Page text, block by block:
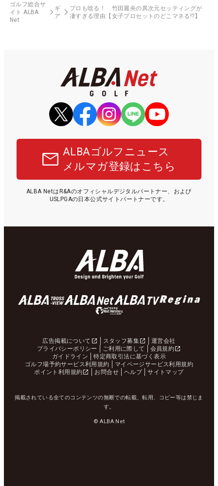
ゴルフ総合サ
イト ALBA
Net
ギ
ア
プロも唸る！ 竹田麗央の異次元セッティングが
凄すぎる理由【女子プロセットのどこマネる!?】
ALBAゴルフニュース
メルマガ登録はこちら
ALBA NetはR&Aのオフィシャルデジタルパートナー、および
USLPGAの日本公式サイトパートナーです。
広告掲載について スタッフ募集
運営会社
プライバシーポリシー
ご利用に際して
会員規約
ガイドライン
特定商取引法に基づく表示
ゴルフ場予約サービス利用規約
マイページサービス利用規約
ポイント利用規約
お問合せ ヘルプ サイトマップ
掲載されている全てのコンテンツの無断での転載、転用、コピー等は禁じま
す。
© ALBA Net